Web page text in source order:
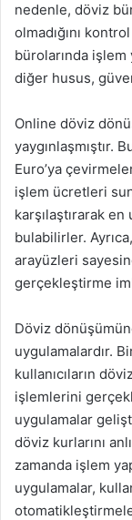
nedenle, döviz
olmadığını
bürolarında
diğer husus,
Online döviz
yaygınlaşmıştır.
Euro’ya
işlem ücretleri
karşılaştırarak
bulabilirler.
arayüzleri
gerçekleştirme
Döviz
uygulamalardır.
kullanıcıların
işlemlerini
uygulamalar
döviz kurlarını
zamanda işlem
uygulamalar,